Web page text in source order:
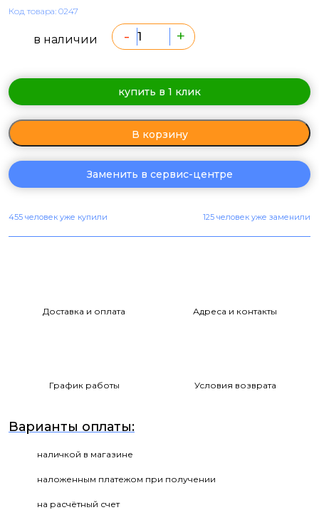
Код товара: 0247
в наличии - +
купить в 1 клик
В корзину
Заменить в сервис-центре
455 человек уже купили 125 человек уже заменили
Доставка и оплата Адреса и контакты
График работы Условия возврата
Варианты оплаты:
наличкой в магазине
наложенным платежом при получении
на расчётный счет